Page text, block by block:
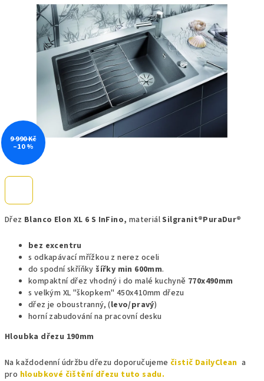
Dřez Blanco Elon XL 6 S InFino, materiálSilgranit®PuraDur®
bez excentru
s odkapávací mřížkou z nerez oceli
do spodní skříňky šířky min 600mm.
kompaktní dřez vhodný i do malé kuchyně 770x490mm
s velkým XL "škopkem" 450x410mm dřezu
dřez je oboustranný, (levo/pravý)
horní zabudování na pracovní desku
Hloubka dřezu 190mm
Na každodenní údržbu dřezu doporučujeme čistič DailyClean a
pro hloubkové čištění dřezu tuto sadu.
0,0
z
5
hvězdiček.
9 990 Kč
–10 %